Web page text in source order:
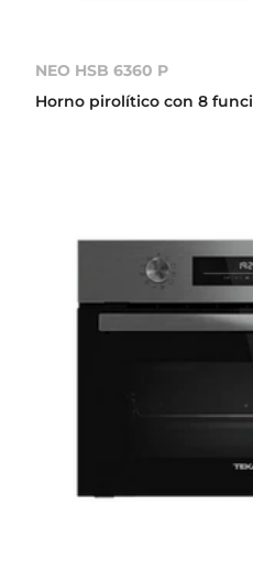
NEO HSB 6360 P
Horno pirolítico con 8